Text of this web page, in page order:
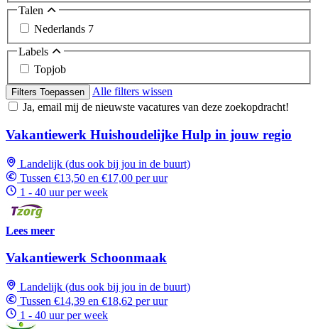
Talen
Nederlands 7
Labels
Topjob
Filters Toepassen
Alle filters wissen
Ja, email mij de nieuwste vacatures van deze zoekopdracht!
Vakantiewerk Huishoudelijke Hulp in jouw regio
Landelijk (dus ook bij jou in de buurt)
Tussen €13,50 en €17,00 per uur
1 - 40 uur per week
Lees meer
Vakantiewerk Schoonmaak
Landelijk (dus ook bij jou in de buurt)
Tussen €14,39 en €18,62 per uur
1 - 40 uur per week